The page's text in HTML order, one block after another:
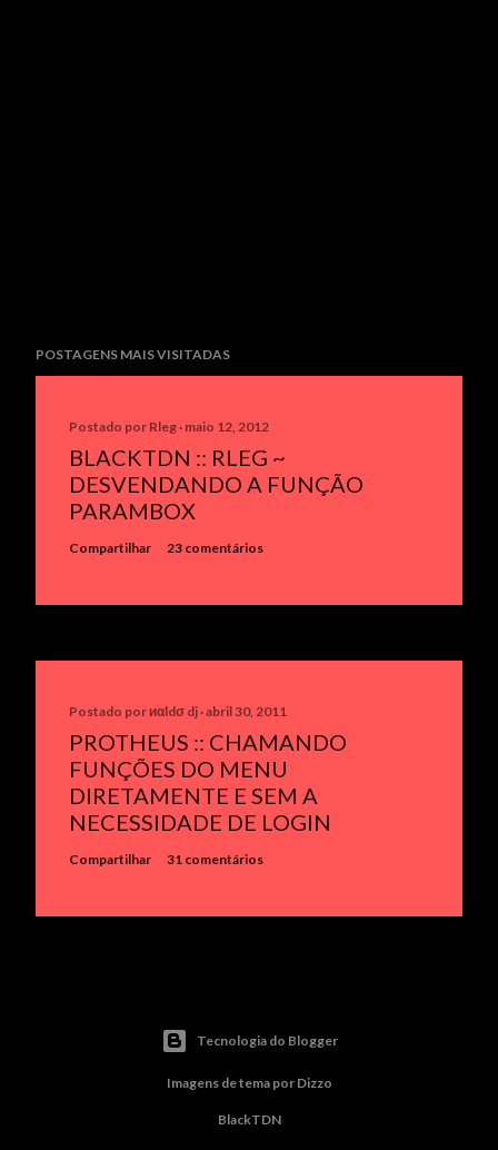
POSTAGENS MAIS VISITADAS
Postado por Rleg maio 12, 2012
BLACKTDN :: RLEG ~
DESVENDANDO A FUNÇÃO
PARAMBOX
Compartilhar 23 comentários
Postado porиαldσ dj abril 30, 2011
PROTHEUS :: CHAMANDO
FUNÇÕES DO MENU
DIRETAMENTE E SEM A
NECESSIDADE DE LOGIN
Compartilhar 31 comentários
Tecnologia do Blogger
Imagens de tema por Dizzo
BlackTDN